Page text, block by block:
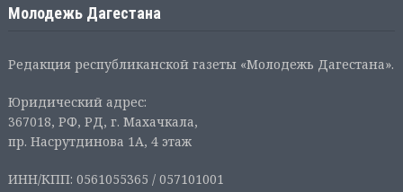
Молодежь Дагестана
Редакция республиканской газеты «Молодежь Дагестана».
Юридический адрес:
367018, РФ, РД, г. Махачкала,
пр. Насрутдинова 1А, 4 этаж
ИНН/КПП: 0561055365 / 057101001